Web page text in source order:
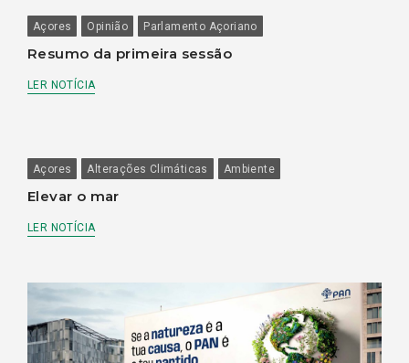
Açores Opinião Parlamento Açoriano
Resumo da primeira sessão
LER NOTÍCIA
Açores Alterações Climáticas Ambiente
Elevar o mar
LER NOTÍCIA